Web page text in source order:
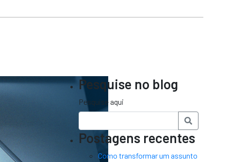
Pesquise no blog
Pesquise aqui
Postagens recentes
Como transformar um assunto